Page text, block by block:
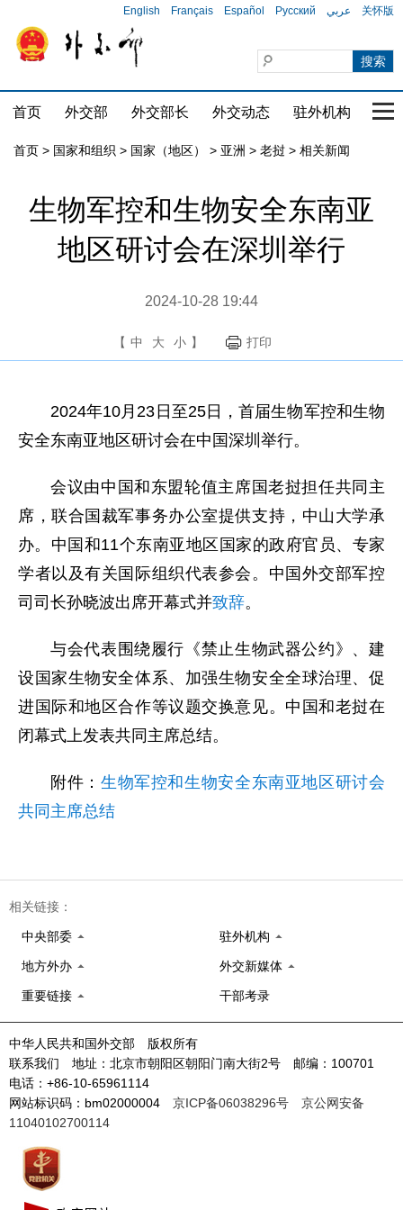
English Français Español Русский عربي 关怀版
首页 外交部 外交部长 外交动态 驻外机构 国
首页 > 国家和组织 > 国家（地区） > 亚洲 > 老挝 > 相关新闻
生物军控和生物安全东南亚
地区研讨会在深圳举行
2024-10-28 19:44
【 中 大 小 】 打印
2024年10月23日至25日，首届生物军控和生物
安全东南亚地区研讨会在中国深圳举行。
会议由中国和东盟轮值主席国老挝担任共同主
席，联合国裁军事务办公室提供支持，中山大学承
办。中国和11个东南亚地区国家的政府官员、专家
学者以及有关国际组织代表参会。中国外交部军控
司司长孙晓波出席开幕式并致辞。
与会代表围绕履行《禁止生物武器公约》、建
设国家生物安全体系、加强生物安全全球治理、促
进国际和地区合作等议题交换意见。中国和老挝在
闭幕式上发表共同主席总结。
附件： 生物军控和生物安全东南亚地区研讨会
共同主席总结
相关链接：
中央部委 驻外机构
地方外办 外交新媒体
重要链接 干部考录
中华人民共和国外交部 版权所有
联系我们 地址：北京市朝阳区朝阳门南大街2号 邮编：100701
电话：+86-10-65961114
网站标识码：bm02000004 京ICP备06038296号
京公网安备
11040102700114